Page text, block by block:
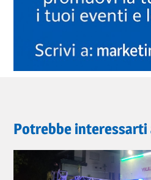
Potrebbe interessarti